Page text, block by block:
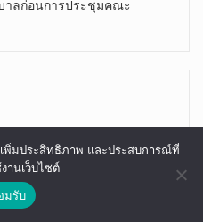
าลก่อนการประชุมคณะ
เพิ่มประสิทธิภาพ และประสบการณ์ที่
านเว็บไซต์
มรับ